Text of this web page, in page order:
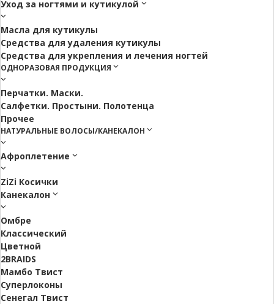
Уход за ногтями и кутикулой
Масла для кутикулы
Средства для удаления кутикулы
Средства для укрепления и лечения ногтей
ОДНОРАЗОВАЯ ПРОДУКЦИЯ
Перчатки. Маски.
Салфетки. Простыни. Полотенца
Прочее
НАТУРАЛЬНЫЕ ВОЛОСЫ/КАНЕКАЛОН
Афроплетение
ZiZi Косички
Канекалон
Омбре
Классический
Цветной
2BRAIDS
Мамбо Твист
Суперлоконы
Сенегал Твист